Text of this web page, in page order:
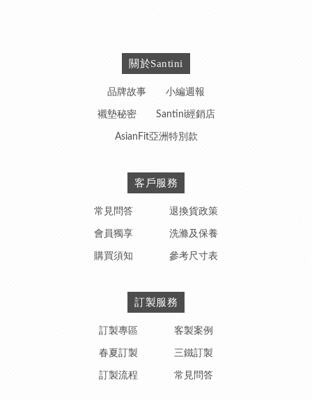
關於Santini
品牌故事 小編週報
襯墊秘密 Santini經銷店
AsianFit亞洲特別款
客戶服務
常見問答 退換貨政策
會員獨享 洗滌及保養
購買須知 參考尺寸表
訂製服務
訂製專區 客製案例
春夏訂製 三鐵訂製
訂製流程 常見問答